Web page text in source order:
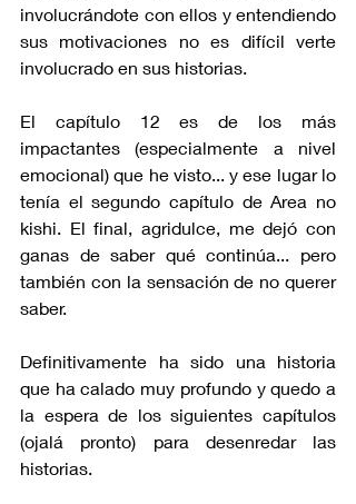
involucrándote con ellos y entendiendo
sus motivaciones no es difícil verte
involucrado en sus historias.
El capítulo 12 es de los más
impactantes (especialmente a nivel
emocional) que he visto... y ese lugar lo
tenía el segundo capítulo de Area no
kishi. El final, agridulce, me dejó con
ganas de saber qué continúa... pero
también con la sensación de no querer
saber.
Definitivamente ha sido una historia
que ha calado muy profundo y quedo a
la espera de los siguientes capítulos
(ojalá pronto) para desenredar las
historias.